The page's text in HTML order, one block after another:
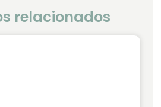
relacionados